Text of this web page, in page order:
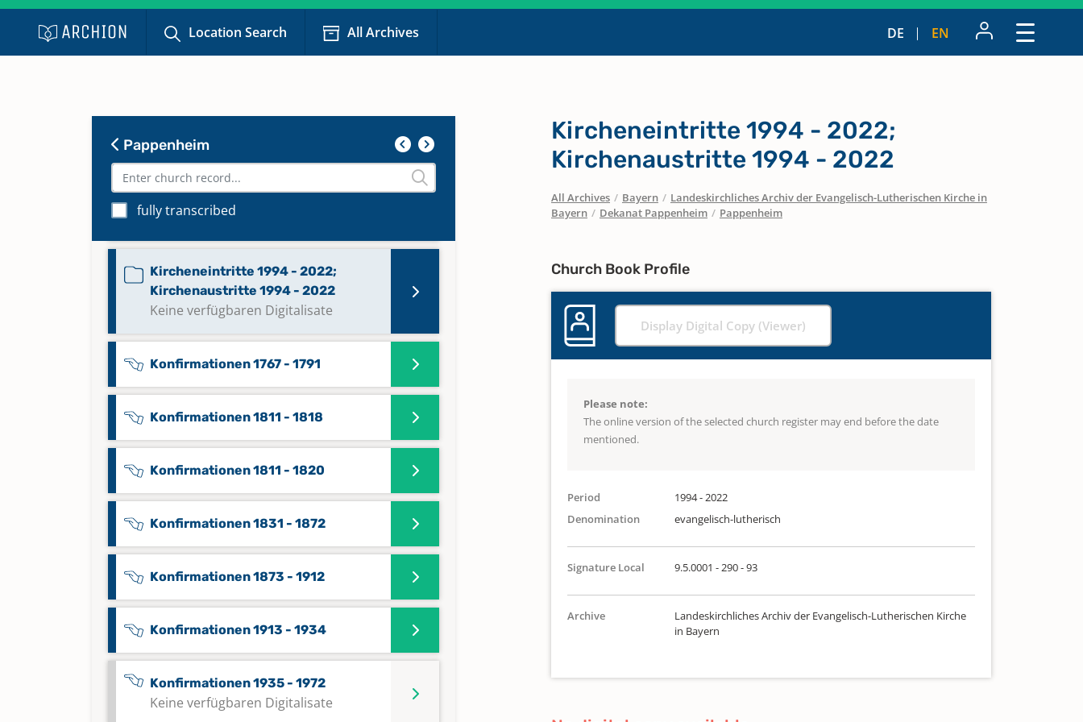
Location Search All Archives DE EN
Pappenheim
fully transcribed
Bestattungen 1992 - 2023
Kircheneintritte 1970 - 1993;
Kirchenaustritte 1970 - 1993
Keine verfügbaren Digitalisate
Kircheneintritte 1994 - 2022;
Kirchenaustritte 1994 - 2022
Keine verfügbaren Digitalisate
Konfirmationen 1767 - 1791
Konfirmationen 1811 - 1818
Konfirmationen 1811 - 1820
Konfirmationen 1831 - 1872
Konfirmationen 1873 - 1912
Konfirmationen 1913 - 1934
Konfirmationen 1935 - 1972
Keine verfügbaren Digitalisate
Kircheneintritte 1994 - 2022;
Kirchenaustritte 1994 - 2022
All Archives / Bayern / Landeskirchliches Archiv der Evangelisch-Lutherischen Kirche in
Bayern / Dekanat Pappenheim / Pappenheim
Church Book Profile
Display Digital Copy (Viewer)
Please note:
The online version of the selected church register may end before the date
mentioned.
Period
1994 - 2022
Denomination
evangelisch-lutherisch
Signature Local 9.5.0001 - 290 - 93
Archive
Landeskirchliches Archiv der Evangelisch-Lutherischen Kirche
in Bayern